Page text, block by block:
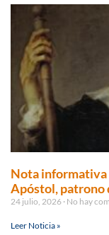
Nota informativa
Apóstol, patrono
24 julio, 2026 No hay
Leer Noticia »